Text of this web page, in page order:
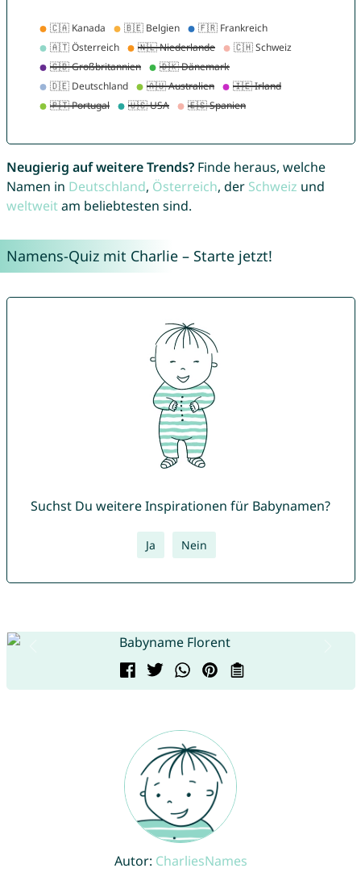
Neugierig auf weitere Trends?Finde heraus, welche
Namen in Deutschland, Österreich, der Schweiz und
weltweitam beliebtesten sind.
Namens-Quiz mit Charlie – Starte jetzt!
Suchst Du weitere Inspirationen für Babynamen?
Ja Nein
Autor: CharliesNames